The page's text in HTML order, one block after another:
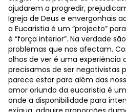
ajudarem a progredir,
Igreja de Deus e envergonhais
a Eucaristia é um “projecto”
é “força interior”. Na verdade
problemas que nos afectam.
olhos de ver é uma experiência
precisamos de ser negativistas
parece estar para além das
amor oriundo da eucaristia é
onde a disponibilidade para